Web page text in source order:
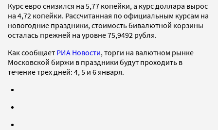
Курс евро снизился на 5,77 копейки, а курс доллара вырос
на 4,72 копейки. Рассчитанная по официальным курсам на
новогодние праздники, стоимость бивалютной корзины
осталась прежней на уровне 75,9492 рубля.
Как сообщает РИА Новости, торги на валютном рынке
Московской биржи в праздники будут проходить в
течение трех дней: 4, 5 и 6 января.